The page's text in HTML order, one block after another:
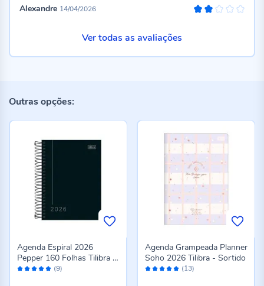
Alexandre 14/04/2026
Ver todas as avaliações
Outras opções:
Avaliação: (9)
Agenda Espiral 2026
Pepper 160 Folhas Tilibra -
Preto
Avaliação: (13)
Agenda Grampeada Planner
Soho 2026 Tilibra - Sortido